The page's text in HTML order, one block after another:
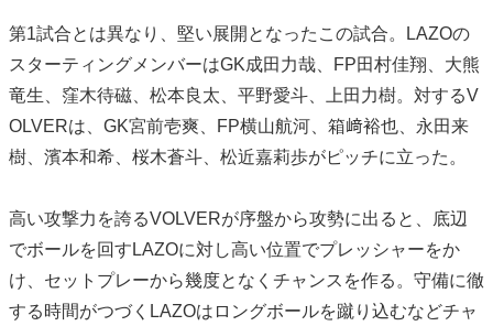
第1試合とは異なり、堅い展開となったこの試合。LAZOの
スターティングメンバーはGK成田力哉、FP田村佳翔、大熊
竜生、窪木待磁、松本良太、平野愛斗、上田力樹。対するV
OLVERは、GK宮前壱爽、FP横山航河、箱﨑裕也、永田来
樹、濱本和希、桜木蒼斗、松近嘉莉歩がピッチに立った。
高い攻撃力を誇るVOLVERが序盤から攻勢に出ると、底辺
でボールを回すLAZOに対し高い位置でプレッシャーをか
け、セットプレーから幾度となくチャンスを作る。守備に徹
する時間がつづくLAZOはロングボールを蹴り込むなどチャ